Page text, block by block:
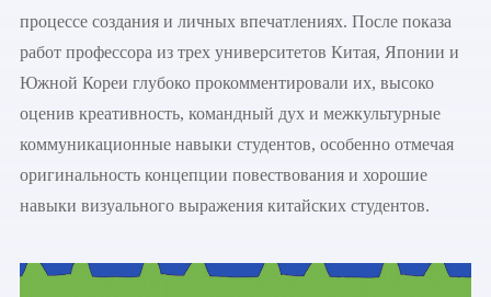
процессе создания и личных впечатлениях. После показа
работ профессора из трех университетов Китая, Японии и
Южной Кореи глубоко прокомментировали их, высоко
оценив креативность, командный дух и межкультурные
коммуникационные навыки студентов, особенно отмечая
оригинальность концепции повествования и хорошие
навыки визуального выражения китайских студентов.